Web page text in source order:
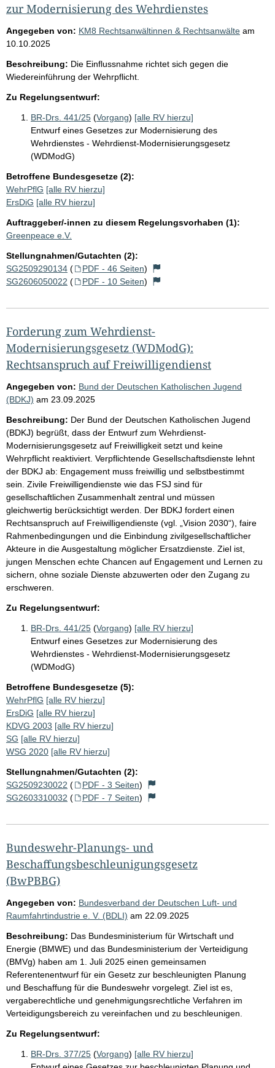
zur Modernisierung des Wehrdienstes
Angegeben von: KM8 Rechtsanwältinnen & Rechtsanwälte am
10.10.2025
Beschreibung: Die Einflussnahme richtet sich gegen die
Wiedereinführung der Wehrpflicht.
Zu Regelungsentwurf:
BR-Drs. 441/25 (Vorgang) [alle RV hierzu]
Entwurf eines Gesetzes zur Modernisierung des
Wehrdienstes - Wehrdienst-Modernisierungsgesetz
(WDModG)
Betroffene Bundesgesetze (2):
WehrPflG [alle RV hierzu]
ErsDiG [alle RV hierzu]
Auftraggeber/-innen zu diesem Regelungsvorhaben (1):
Greenpeace e.V.
Stellungnahmen/Gutachten (2):
SG2509290134 ( PDF - 46 Seiten)
SG2606050022 ( PDF - 10 Seiten)
Forderung zum Wehrdienst-
Modernisierungsgesetz (WDModG):
Rechtsanspruch auf Freiwilligendienst
Angegeben von: Bund der Deutschen Katholischen Jugend
(BDKJ) am 23.09.2025
Beschreibung: Der Bund der Deutschen Katholischen Jugend
(BDKJ) begrüßt, dass der Entwurf zum Wehrdienst-
Modernisierungsgesetz auf Freiwilligkeit setzt und keine
Wehrpflicht reaktiviert. Verpflichtende Gesellschaftsdienste lehnt
der BDKJ ab: Engagement muss freiwillig und selbstbestimmt
sein. Zivile Freiwilligendienste wie das FSJ sind für
gesellschaftlichen Zusammenhalt zentral und müssen
gleichwertig berücksichtigt werden. Der BDKJ fordert einen
Rechtsanspruch auf Freiwilligendienste (vgl. „Vision 2030“), faire
Rahmenbedingungen und die Einbindung zivilgesellschaftlicher
Akteure in die Ausgestaltung möglicher Ersatzdienste. Ziel ist,
jungen Menschen echte Chancen auf Engagement und Lernen zu
sichern, ohne soziale Dienste abzuwerten oder den Zugang zu
erschweren.
Zu Regelungsentwurf:
BR-Drs. 441/25 (Vorgang) [alle RV hierzu]
Entwurf eines Gesetzes zur Modernisierung des
Wehrdienstes - Wehrdienst-Modernisierungsgesetz
(WDModG)
Betroffene Bundesgesetze (5):
WehrPflG [alle RV hierzu]
ErsDiG [alle RV hierzu]
KDVG 2003 [alle RV hierzu]
SG [alle RV hierzu]
WSG 2020 [alle RV hierzu]
Stellungnahmen/Gutachten (2):
SG2509230022 ( PDF - 3 Seiten)
SG2603310032 ( PDF - 7 Seiten)
Bundeswehr-Planungs- und
Beschaffungsbeschleunigungsgesetz
(BwPBBG)
Angegeben von: Bundesverband der Deutschen Luft- und
Raumfahrtindustrie e. V. (BDLI) am 22.09.2025
Beschreibung: Das Bundesministerium für Wirtschaft und
Energie (BMWE) und das Bundesministerium der Verteidigung
(BMVg) haben am 1. Juli 2025 einen gemeinsamen
Referentenentwurf für ein Gesetz zur beschleunigten Planung
und Beschaffung für die Bundeswehr vorgelegt. Ziel ist es,
vergaberechtliche und genehmigungsrechtliche Verfahren im
Verteidigungsbereich zu vereinfachen und zu beschleunigen.
Zu Regelungsentwurf:
BR-Drs. 377/25 (Vorgang) [alle RV hierzu]